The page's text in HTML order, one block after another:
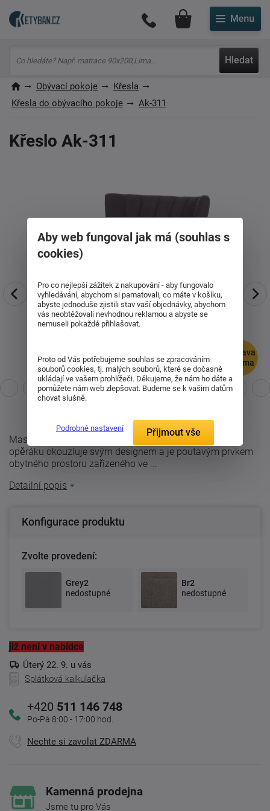
Hledat
Můj účet
Obývací pokoje
Křesla
Křesla do obývacího pokoje
Ak-311
Křeslo Ak-311
doprava
zdarma
Masivní retro křeslo Ak-311 s dekorativním prošitím
opěráku okouzluje svým designem a je poutavým prvkem
obytného prostoru zařízeného ve ...
Detailní popis
Konfigurace produktu
Zvolte provedení:
Grey2
nedostupné
Br2
nedostupné
již není v nabídce
Úterý 22. 9. u vás
Splátková kalkulačka
+420 511 146 748
Po-Pá 8:00 - 17:00 hod.
Nechte si zavolat ZDARMA
Kamenná prodejna
Jsme tu pro Vás
Aby web fungoval jak má (souhlas s
cookies)
Pro co nejlepší zážitek z nakupování - aby fungovalo
vyhledávání, abychom si pamatovali, co máte v košíku,
abyste jednoduše zjistili stav vaší objednávky, abychom
vás neobtěžovali nevhodnou reklamou a abyste se
nemuseli pokaždé přihlašovat.
Proto od Vás potřebujeme souhlas se zpracováním
souborů cookies, tj. malých souborů, které se dočasně
ukládají ve vašem prohlížeči. Děkujeme, že nám ho dáte a
pomůžete nám web zlepšovat. Budeme se k vašim datům
chovat slušně.
Podrobné nastavení Přijmout vše